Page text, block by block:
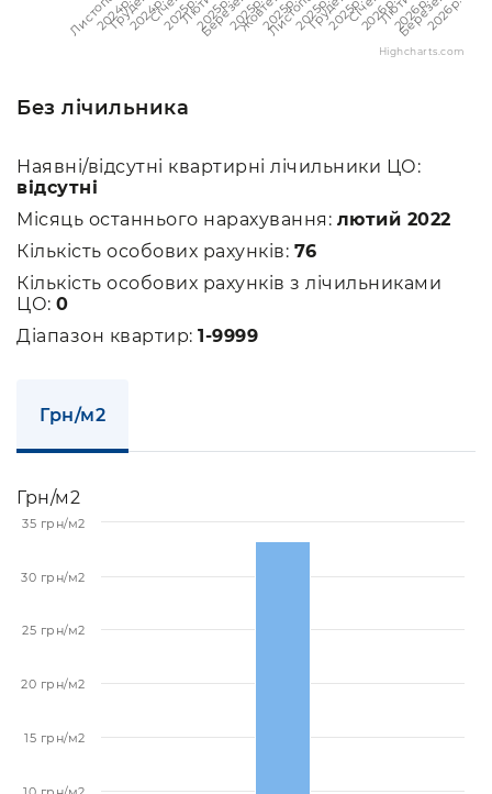
2024p.2024p.2025p.2025p.
Березень
2025p.2025p.2025p.2025p.2026p.2026p.
Березень
2026p.
Highcharts.com
Без лічильника
Наявні/відсутні квартирні лічильники ЦО:
відсутні
Місяць останнього нарахування: лютий 2022
Кількість особових рахунків: 76
Кількість особових рахунків з лічильниками
ЦО: 0
Діапазон квартир: 1-9999
Грн/м2
Грн/м2
15 грн/м2
20 грн/м2
25 грн/м2
30 грн/м2
35 грн/м2